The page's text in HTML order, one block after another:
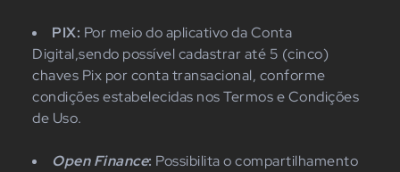
PIX: Por meio do aplicativo da Conta
Digital,sendo possível cadastrar até 5 (cinco)
chaves Pix por conta transacional, conforme
condições estabelecidas nos Termos e Condições
de Uso.
Open Finance: Possibilita o compartilhamento